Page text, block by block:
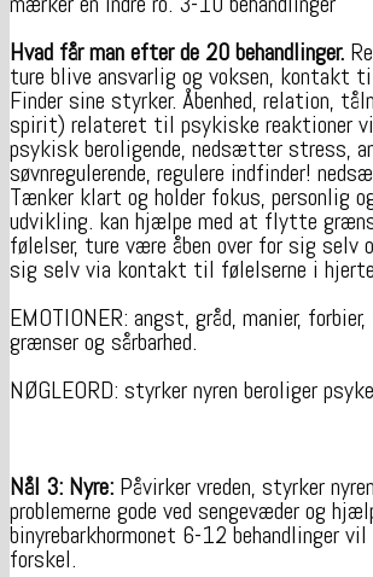
Hvad får man efter de 20 behandlinger.
ture blive ansvarlig og voksen, kontakt
Finder sine styrker. Åbenhed, relation,
spirit) relateret til psykiske reaktioner
psykisk beroligende, nedsætter stress,
søvnregulerende, regulere indfinder!
Tænker klart og holder fokus, personlig
udvikling. kan hjælpe med at flytte
følelser, ture være åben over for sig selv
sig selv via kontakt til følelserne i
EMOTIONER: angst, gråd, manier,
grænser og sårbarhed.
NØGLEORD: styrker nyren beroliger
Nål 3: Nyre: Påvirker vreden, styrker
problemerne gode ved sengevæder og
binyrebarkhormonet 6-12 behandlinger
forskel.